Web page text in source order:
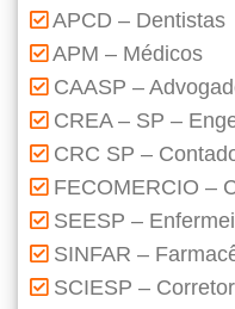
APCD – Dentistas
APM – Médicos
CAASP –
CREA – SP –
CRC SP –
FECOMERCIO –
SEESP –
SINFAR –
SCIESP –